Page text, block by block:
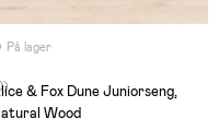
På lager
& Fox Dune Juniorseng,
Wood